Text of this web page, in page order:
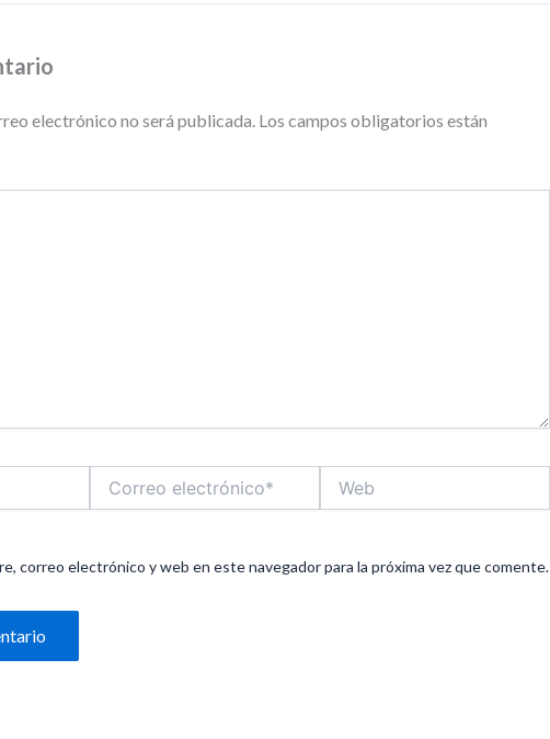
electrónico no será publicada. Los campos obligatorios están
electrónico*
correo electrónico y web en este navegador para la próxima vez que comente.